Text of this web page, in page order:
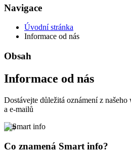
Navigace
Úvodní stránka
Informace od nás
Obsah
Informace od nás
Dostávejte důležitá oznámení z
a e-mailů
Co znamená Smart info?